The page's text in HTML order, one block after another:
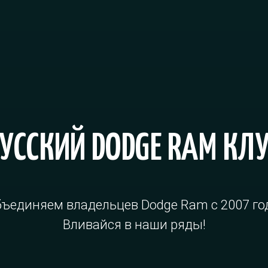
DODGE RAM
владельцев Dodge Ram с 2007
Вливайся в наши ряды!